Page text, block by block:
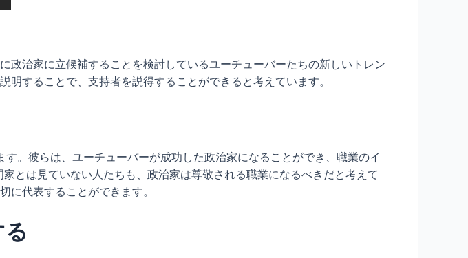
治家に立候補することを検討しているユーチューバーたちの新しいトレン
することで、支持者を説得することができると考えています。
。彼らは、ユーチューバーが成功した政治家になることができ、職業のイ
とは見ていない人たちも、政治家は尊敬される職業になるべきだと考えて
に代表することができます。